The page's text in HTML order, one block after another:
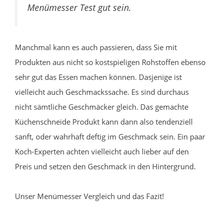
Menümesser Test gut sein.
Manchmal kann es auch passieren, dass Sie mit
Produkten aus nicht so kostspieligen Rohstoffen ebenso
sehr gut das Essen machen können. Dasjenige ist
vielleicht auch Geschmackssache. Es sind durchaus
nicht sämtliche Geschmäcker gleich. Das gemachte
Küchenschneide Produkt kann dann also tendenziell
sanft, oder wahrhaft deftig im Geschmack sein. Ein paar
Koch-Experten achten vielleicht auch lieber auf den
Preis und setzen den Geschmack in den Hintergrund.
Unser Menümesser Vergleich und das Fazit!